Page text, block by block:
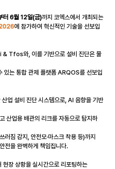
터 6월 12일(금)까지 코엑스에서 개최되는
에 참가하여 혁신적인 기술을 선보입
& Tfos와, 이를 기반으로 설비 진단은 물
있는 통합 관제 플랫폼 ARQOS를 선보입
업 설비 진단 시스템으로, AI 음향을 기반
산업용 배관의 리크를 자동으로 탐지하
러짐 감지, 안전모·마스크 착용 등)까지
전을 완벽하게 책임집니다.
장 상황을 실시간으로 리포팅하는